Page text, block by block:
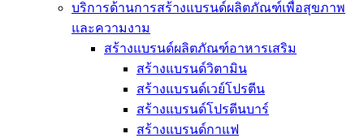
บริการด้านการสร้างแบรนด์ผลิตภัณฑ์เพื่อสุขภาพ
และความงาม
สร้างแบรนด์ผลิตภัณฑ์อาหารเสริม
สร้างแบรนด์วิตามิน
สร้างแบรนด์เวย์โปรตีน
สร้างแบรนด์โปรตีนบาร์
สร้างแบรนด์กาแฟ